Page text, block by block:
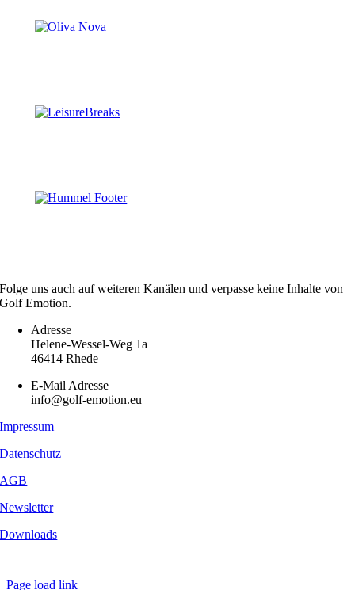
Folge uns auch auf weiteren Kanälen und verpasse keine Inhalte von
Golf Emotion.
Adresse
Helene-Wessel-Weg 1a
46414 Rhede
E-Mail Adresse
info@golf-emotion.eu
Impressum
Datenschutz
AGB
Newsletter
Downloads
Page load link